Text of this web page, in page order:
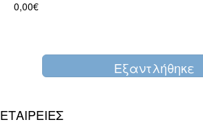
0,00€
Eξαντλήθηκε
ΕΤΑΙΡΕΙΕΣ